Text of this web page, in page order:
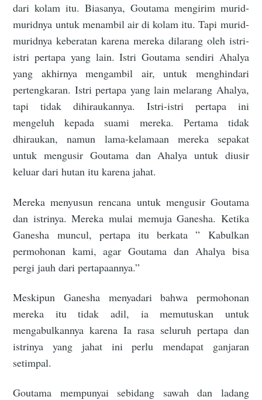
dari kolam itu. Biasanya, Goutama mengirim murid-
muridnya untuk menambil air di kolam itu. Tapi murid-
muridnya keberatan karena mereka dilarang oleh istri-
istri pertapa yang lain. Istri Goutama sendiri Ahalya
yang akhirnya mengambil air, untuk menghindari
pertengkaran. Istri pertapa yang lain melarang Ahalya,
tapi tidak dihiraukannya. Istri-istri pertapa ini
mengeluh kepada suami mereka. Pertama tidak
dhiraukan, namun lama-kelamaan mereka sepakat
untuk mengusir Goutama dan Ahalya untuk diusir
keluar dari hutan itu karena jahat.
Mereka menyusun rencana untuk mengusir Goutama
dan istrinya. Mereka mulai memuja Ganesha. Ketika
Ganesha muncul, pertapa itu berkata ” Kabulkan
permohonan kami, agar Goutama dan Ahalya bisa
pergi jauh dari pertapaannya.”
Meskipun Ganesha menyadari bahwa permohonan
mereka itu tidak adil, ia memutuskan untuk
mengabulkannya karena Ia rasa seluruh pertapa dan
istrinya yang jahat ini perlu mendapat ganjaran
setimpal.
Goutama mempunyai sebidang sawah dan ladang